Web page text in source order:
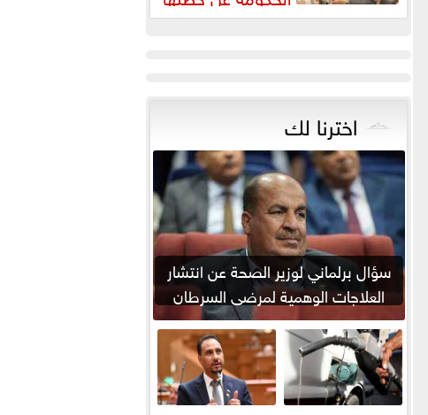
لمواجهة ارتفاع أسعار اللحوم
اخترنا لك
سؤال برلماني لوزير الصحة عن انتشار
العلاجات الوهمية لمرضى السرطان